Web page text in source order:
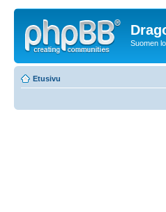
Suomen
Etusivu